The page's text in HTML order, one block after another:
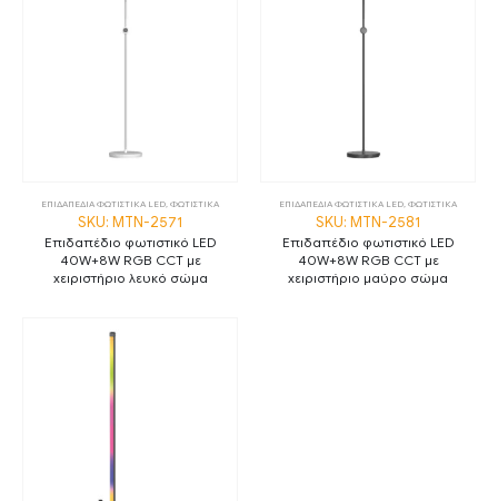
ΕΠΙΔΑΠΕΔΙΑ ΦΩΤΙΣΤΙΚΑ LED ΦΩΤΙΣΤΙΚΑ
SKU: MTN-2571
Επιδαπέδιο φωτιστικό LED
40W+8W RGB CCT με
χειριστήριο λευκό σώμα
ΕΠΙΔΑΠΕΔΙΑ ΦΩΤΙΣΤΙΚΑ LED ΦΩΤΙΣΤΙΚΑ
SKU: MTN-2581
Επιδαπέδιο φωτιστικό LED
40W+8W RGB CCT με
χειριστήριο μαύρο σώμα